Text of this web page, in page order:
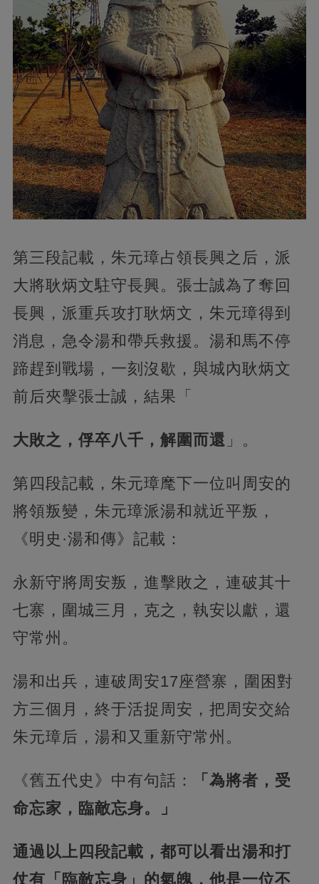
第三段記載，朱元璋占領長興之后，派
大將耿炳文駐守長興。張士誠為了奪回
長興，派重兵攻打耿炳文，朱元璋得到
消息，急令湯和帶兵救援。湯和馬不停
蹄趕到戰場，一刻沒歇，與城內耿炳文
前后夾擊張士誠，結果「
大敗之，俘卒八千，解圍而還 」。
第四段記載，朱元璋麾下一位叫周安的
將領叛變，朱元璋派湯和就近平叛，
《明史·湯和傳》記載：
永新守將周安叛，進擊敗之，連破其十
七寨，圍城三月，克之，執安以獻，還
守常州。
湯和出兵，連破周安17座營寨，圍困對
方三個月，終于活捉周安，把周安交給
朱元璋后，湯和又重新守常州。
《舊五代史》中有句話：
「為將者，受
命忘家，臨敵忘身。」
通過以上四段記載，都可以看出湯和打
仗有「臨敵忘身」的氣魄，他是一位不